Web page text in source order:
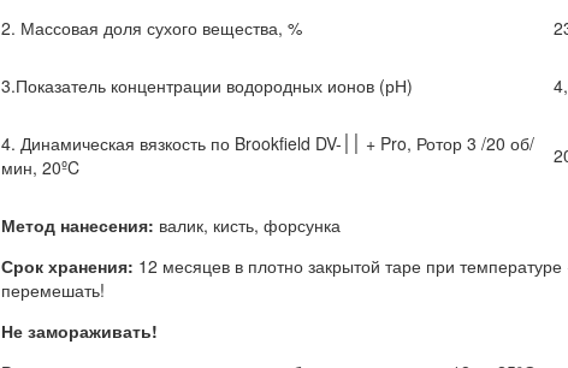
2. Массовая доля сухого вещества, %
3.Показатель концентрации водородных ионов (рН)
4. Динамическая вязкость по Brookfield DV-׀׀ + Pro, Ротор 3 /20 об/
мин, 20ºC
Метод нанесения: валик, кисть, форсунка
Срок хранения: 12 месяцев в плотно закрытой таре при
перемешать!
Не замораживать!